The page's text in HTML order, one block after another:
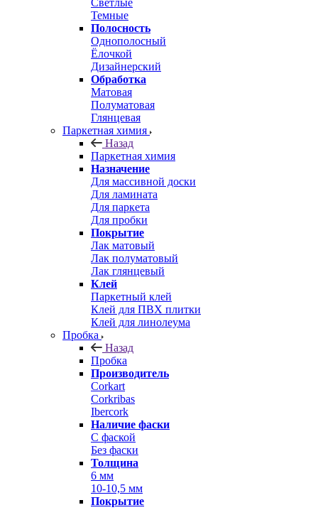
Светлые
Темные
Полосность
Однополосный
Ёлочкой
Дизайнерский
Обработка
Матовая
Полуматовая
Глянцевая
Паркетная химия
Назад
Паркетная химия
Назначение
Для массивной доски
Для ламината
Для паркета
Для пробки
Покрытие
Лак матовый
Лак полуматовый
Лак глянцевый
Клей
Паркетный клей
Клей для ПВХ плитки
Клей для линолеума
Пробка
Назад
Пробка
Производитель
Corkart
Corkribas
Ibercork
Наличие фаски
С фаской
Без фаски
Толщина
6 мм
10-10,5 мм
Покрытие